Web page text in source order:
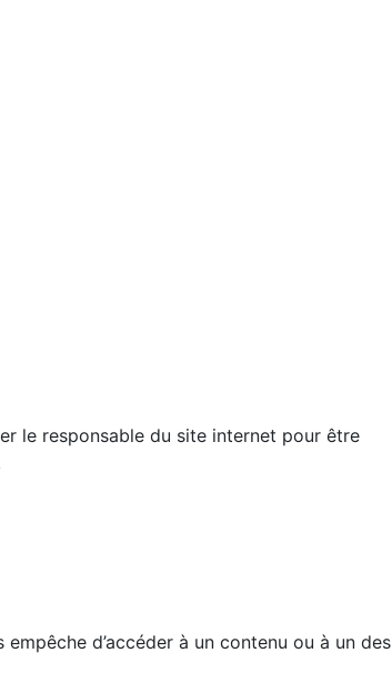
le responsable du site internet pour être
d’accéder à un contenu ou à un des